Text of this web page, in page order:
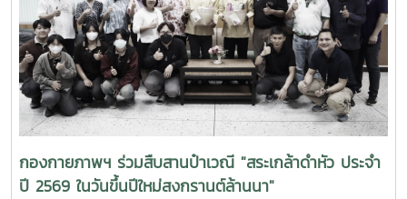
กองกายภาพฯ ร่วมสืบสานป๋าเวณี "สระเกล้าดำหัว ประจำ
ปี 2569 ในวันขึ้นปีใหม่สงกรานต์ล้านนา"